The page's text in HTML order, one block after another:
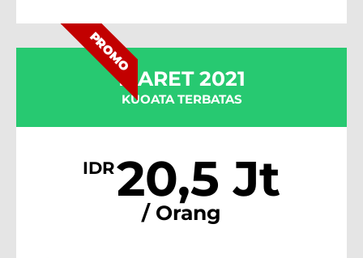
PROMO
MARET 2021
KUOATA TERBATAS
IDR20,5 Jt
/ Orang